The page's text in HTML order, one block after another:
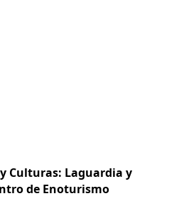
Culturas: Laguardia y
de Enoturismo